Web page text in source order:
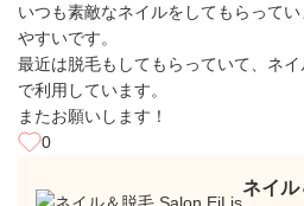
いつも素敵なネイルをしてもらって
やすいです。
最近は脱毛もしてもらっていて、ネ
で利用しています。
またお願いします！
0
ネイ